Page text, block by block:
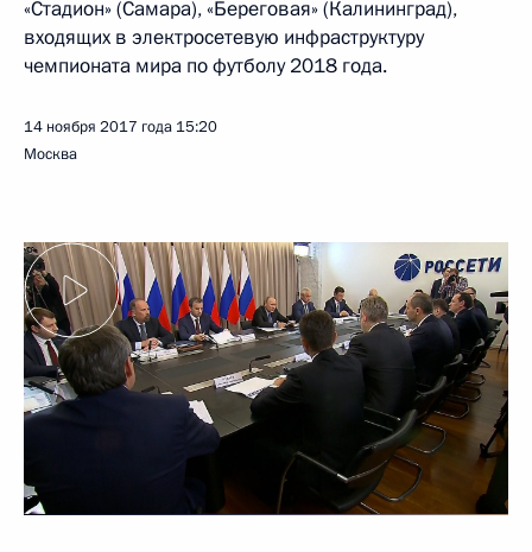
«Стадион» (Самара), «Береговая» (Калининград),
входящих в электросетевую инфраструктуру
чемпионата мира по футболу 2018 года.
14 ноября 2017 года 15:20
Москва